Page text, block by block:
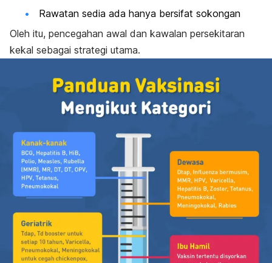
Rawatan sedia ada hanya bersifat sokongan
Oleh itu, pencegahan awal dan kawalan persekitaran
kekal sebagai strategi utama.